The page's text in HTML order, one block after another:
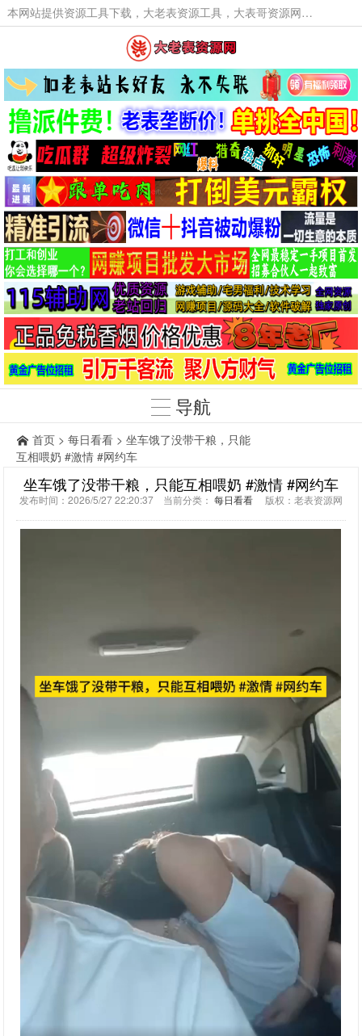
本网站提供资源工具下载，大老表资源工具，大表哥资源网软件工具，大老表资源下载，活动线报福利资源分享,活动线报，大型网游经典游戏，网络热门技术游戏辅助交流与分享。
导航
首页 > 每日看看 > 坐车饿了没带干粮，只能
互相喂奶 #激情 #网约车
坐车饿了没带干粮，只能互相喂奶 #激情 #网约车
发布时间：2026/5/27 22:20:37 当前分类： 每日看看 版权：老表资源网